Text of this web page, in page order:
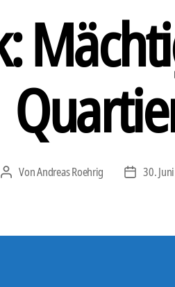
Beitragsautor
VonAndreas Roehrig 30.